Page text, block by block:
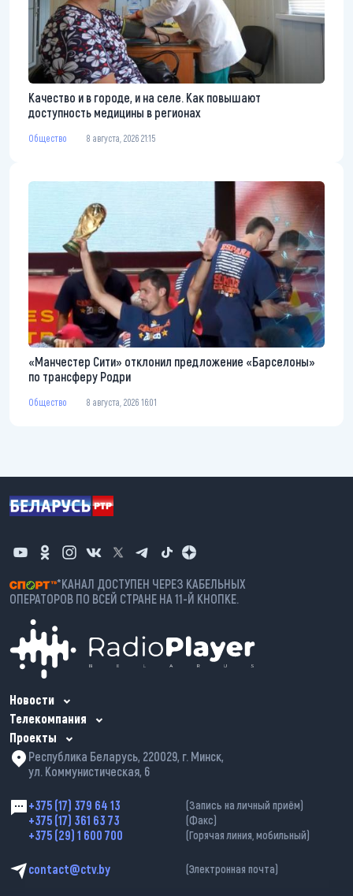
Качество и в городе, и на селе. Как повышают
доступность медицины в регионах
Общество 8 августа, 2026 21:15
«Манчестер Сити» отклонил предложение «Барселоны»
по трансферу Родри
Общество 8 августа, 2026 16:01
*КАНАЛ ДОСТУПЕН ЧЕРЕЗ КАБЕЛЬНЫХ
ОПЕРАТОРОВ ПО ВСЕЙ СТРАНЕ НА 11-Й КНОПКЕ.
Новости
Телекомпания
Проекты
Республика Беларусь, 220029, г. Минск,
ул. Коммунистическая, 6
+375 (17) 379 64 13 (Запись на личный приём)
+375 (17) 361 63 73 (Факс)
+375 (29) 1 600 700 (Горячая линия, мобильный)
contact@ctv.by (Электронная почта)